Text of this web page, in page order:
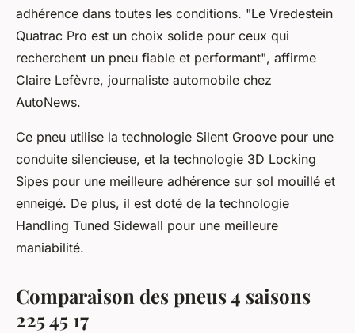
adhérence dans toutes les conditions. "Le Vredestein
Quatrac Pro est un choix solide pour ceux qui
recherchent un pneu fiable et performant", affirme
Claire Lefèvre, journaliste automobile chez
AutoNews.
Ce pneu utilise la technologie Silent Groove pour une
conduite silencieuse, et la technologie 3D Locking
Sipes pour une meilleure adhérence sur sol mouillé et
enneigé. De plus, il est doté de la technologie
Handling Tuned Sidewall pour une meilleure
maniabilité.
Comparaison des pneus 4 saisons
225 45 17